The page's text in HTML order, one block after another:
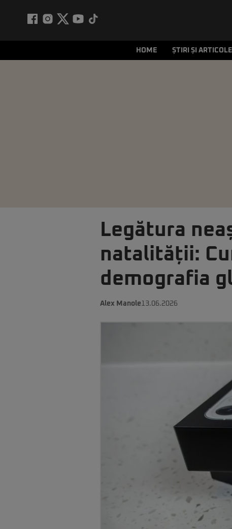
HOME ȘTIRI ȘI ARTICOLE
Legătura
natalității:
demografia
Alex Manole13.06.2026